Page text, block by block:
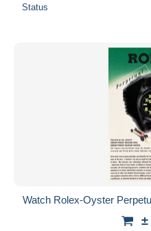
Status
Watch Rolex-Oyster
±